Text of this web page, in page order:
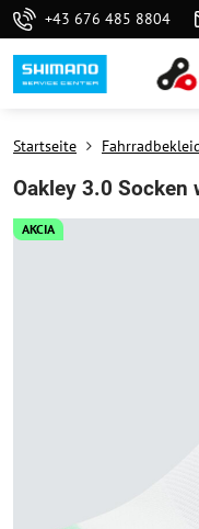
+43 676 485 8804
AKCIA
Startseite
Oakley 3.0 Socken